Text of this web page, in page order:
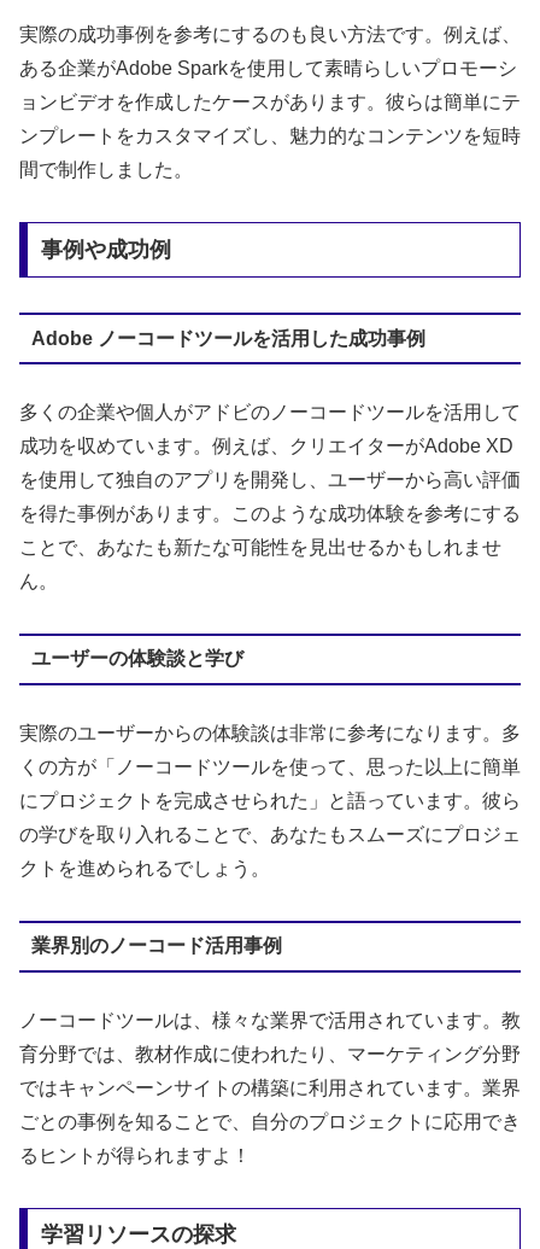
実際の成功事例を参考にするのも良い方法です。例えば、
ある企業がAdobe Sparkを使用して素晴らしいプロモーシ
ョンビデオを作成したケースがあります。彼らは簡単にテ
ンプレートをカスタマイズし、魅力的なコンテンツを短時
間で制作しました。
事例や成功例
Adobe ノーコードツールを活用した成功事例
多くの企業や個人がアドビのノーコードツールを活用して
成功を収めています。例えば、クリエイターがAdobe XD
を使用して独自のアプリを開発し、ユーザーから高い評価
を得た事例があります。このような成功体験を参考にする
ことで、あなたも新たな可能性を見出せるかもしれませ
ん。
ユーザーの体験談と学び
実際のユーザーからの体験談は非常に参考になります。多
くの方が「ノーコードツールを使って、思った以上に簡単
にプロジェクトを完成させられた」と語っています。彼ら
の学びを取り入れることで、あなたもスムーズにプロジェ
クトを進められるでしょう。
業界別のノーコード活用事例
ノーコードツールは、様々な業界で活用されています。教
育分野では、教材作成に使われたり、マーケティング分野
ではキャンペーンサイトの構築に利用されています。業界
ごとの事例を知ることで、自分のプロジェクトに応用でき
るヒントが得られますよ！
学習リソースの探求